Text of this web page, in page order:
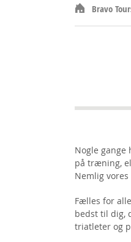
Bravo
Nogle
på træning,
Nemlig vores
Fælles for
bedst til dig,
triatleter og